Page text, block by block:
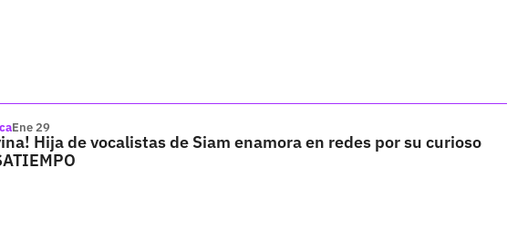
Ene 29
Hija de vocalistas de Siam enamora en redes por su curioso